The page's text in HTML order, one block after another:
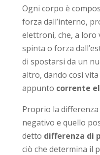
Ogni corpo è
forza dall’interno,
elettroni, che, a loro
spinta o forza
di spostarsi da un
altro, dando così
appunto corrente
Proprio la
negativo e quello
detto differenza di
ciò che determina il